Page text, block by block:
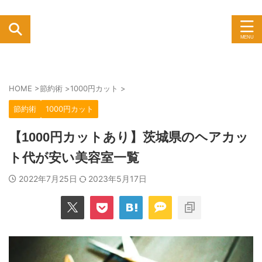
HOME >節約術 >1000円カット >
節約術 1000円カット
【1000円カットあり】茨城県のヘアカッ
ト代が安い美容室一覧
2022年7月25日 2023年5月17日